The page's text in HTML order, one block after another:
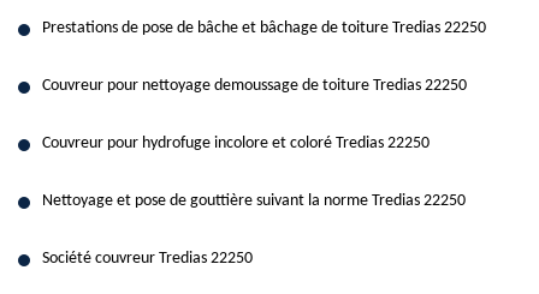
Prestations de pose de bâche et bâchage de toiture Tredias 22250
Couvreur pour nettoyage demoussage de toiture Tredias 22250
Couvreur pour hydrofuge incolore et coloré Tredias 22250
Nettoyage et pose de gouttière suivant la norme Tredias 22250
Société couvreur Tredias 22250